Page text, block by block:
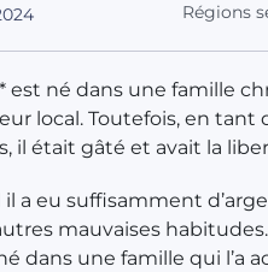
Régions
est né dans une famille
local. Toutefois, en
il était gâté et avait la
a eu suffisamment
mauvaises
dans une famille qui l’a